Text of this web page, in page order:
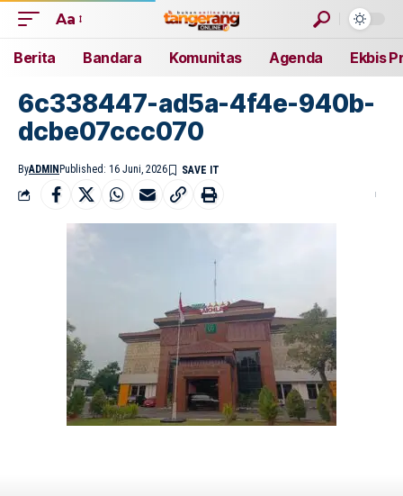
Aa
Berita Bandara Komunitas Agenda Ekbis
6c338447-ad5a-4f4e-940b-
dcbe07ccc070
ByADMIN Published: 16 Juni, 2026